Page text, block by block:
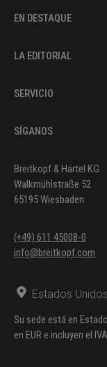
EN DESTAQUE
LA EDITORIAL
SERVICIO
SÍGANOS
Breitkopf & Härtel KG
Walkmühlstraße 52
65195 Wiesbaden
(+49) 611 45008-0
info@breitkopf.com
Estados
Su sede está en
en EUR e incluyen el